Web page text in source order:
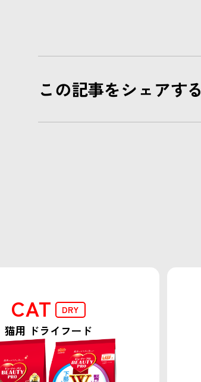
この記事をシェアする
CAT DRY
猫用 ドライフード